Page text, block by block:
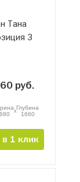
Тана
3
руб.
xГлубина
1660
в 1 клик